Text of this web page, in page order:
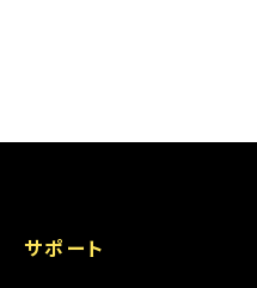
サポート